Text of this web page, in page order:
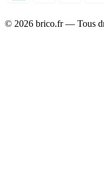
© 2026 brico.fr — Tous